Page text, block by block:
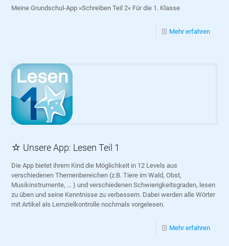
Meine Grundschul-App »Schreiben Teil 2« Für die 1. Klasse
Mehr erfahren
☆ Unsere App: Lesen Teil 1
Die App bietet ihrem Kind die Möglichkeit in 12 Levels aus
verschiedenen Themenbereichen (z.B. Tiere im Wald, Obst,
Musikinstrumente, … ) und verschiedenen Schwierigkeitsgraden, lesen
zu üben und seine Kenntnisse zu verbessern. Dabei werden alle Wörter
mit Artikel als Lernzielkontrolle nochmals vorgelesen.
Mehr erfahren